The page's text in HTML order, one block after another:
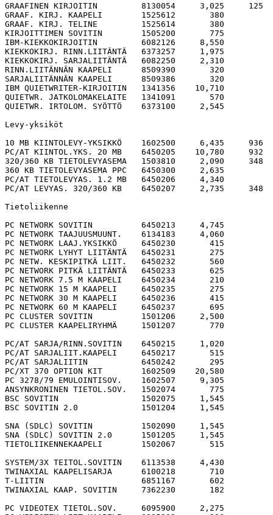
GRAAFINEN KIRJOITIN         8130054     3,025     125
GRAAF. KIRJ. KAAPELI        1525612       380
GRAAF. KIRJ. TELINE         1525614       380
KIRJOITTIMEN SOVITIN        1505200       775
IBM-KIEKKOKIRJOITIN         6082126     8,550
KIEKKOKIRJ. RINN.LIITÄNTÄ   6373257     1,975
KIEKKOKIRJ. SARJALIITÄNTÄ   6082250     2,310
RINN.LIITÄNNÄN KAAPELI      8509390       320
SARJALIITÄNNÄN KAAPELI      8509386       320
IBM QUIETWRITER-KIRJOITIN   1341356    10,710
QUIETWR. JATKOLOMAKELAITE   1341091       570
QUIETWR. IRTOLOM. SYÖTTÖ    6373100     2,545
Levy-yksiköt
10 MB KIINTOLEVY-YKSIKKÖ    1602500     6,435     936
PC/AT KIINTOL.YKS. 20 MB    6450205    10,780     932
320/360 KB TIETOLEVYASEMA   1503810     2,090
360 KB TIETOLEVYASEMA PPC   6450300     2,635
PC/AT TIETOLEVYAS. 1.2 MB   6450206     4,340
PC/AT LEVYAS. 320/360 KB    6450207     2,735     348
Tietoliikenne
PC NETWORK SOVITIN          6450213     4,745
PC NETWORK TAAJUUSMUUNT.    6134183     4,060
PC NETWORK LAAJ.YKSIKKÖ     6450230       415
PC NETWORK LYHYT LIITÄNTÄ   6450231       275
PC NETW. KESKIPITKÄ LIIT.   6450232       560
PC NETWORK PITKÄ LIITÄNTÄ   6450233       625
PC NETWORK 7.5 M KAAPELI    6450234       210
PC NETWORK 15 M KAAPELI     6450235       275
PC NETWORK 30 M KAAPELI     6450236       415
PC NETWORK 60 M KAAPELI     6450237       695
PC CLUSTER SOVITIN          1501206     2,500
PC CLUSTER KAAPELIRYHMÄ     1501207       770
PC/AT SARJA/RINN.SOVITIN    6450215     1,020
PC/AT SARJALIIT.KAAPELI     6450217       515
PC/AT SARJALIITIN           6450242       295
PC/XT 370 OPTION KIT        1602509    20,580
PC 3278/79 EMULOINTISOV.    1602507     9,305
ANSYNKRONINEN TIETOL.SOV.   1502074       775
BSC SOVITIN                 1502075     1,545
BSC SOVITIN 2.0             1501204     1,545
SNA (SDLC) SOVITIN          1502090     1,545
SNA (SDLC) SOVITIN 2.0      1501205     1,545
TIETOLIIKENNEKAAPELI        1502067       515
SYSTEM/3X TEITOL.SOVITIN    6113538     4,430
TWINAXIAL KAAPELISARJA      6100218       710
T-LIITIN                    6851167       602
TWINAXIAL KAAP. SOVITIN     7362230       182
PC VIDEOTEX TIETOL.SOV.     6095900     2,275